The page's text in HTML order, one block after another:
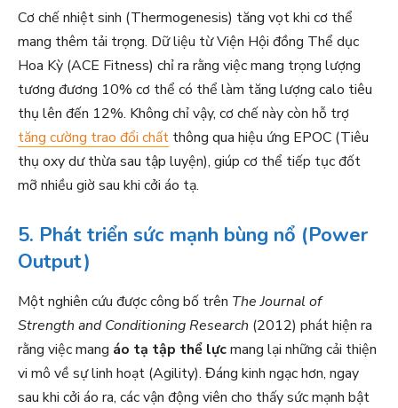
Cơ chế nhiệt sinh (Thermogenesis) tăng vọt khi cơ thể
mang thêm tải trọng. Dữ liệu từ Viện Hội đồng Thể dục
Hoa Kỳ (ACE Fitness) chỉ ra rằng việc mang trọng lượng
tương đương 10% cơ thể có thể làm tăng lượng calo tiêu
thụ lên đến 12%. Không chỉ vậy, cơ chế này còn hỗ trợ
tăng cường trao đổi chất thông qua hiệu ứng EPOC (Tiêu
thụ oxy dư thừa sau tập luyện), giúp cơ thể tiếp tục đốt
mỡ nhiều giờ sau khi cởi áo tạ.
5. Phát triển sức mạnh bùng nổ (Power
Output)
Một nghiên cứu được công bố trên The Journal of
Strength and Conditioning Research (2012) phát hiện ra
rằng việc mang áo tạ tập thể lựcmang lại những cải thiện
vi mô về sự linh hoạt (Agility). Đáng kinh ngạc hơn, ngay
sau khi cởi áo ra, các vận động viên cho thấy sức mạnh bật